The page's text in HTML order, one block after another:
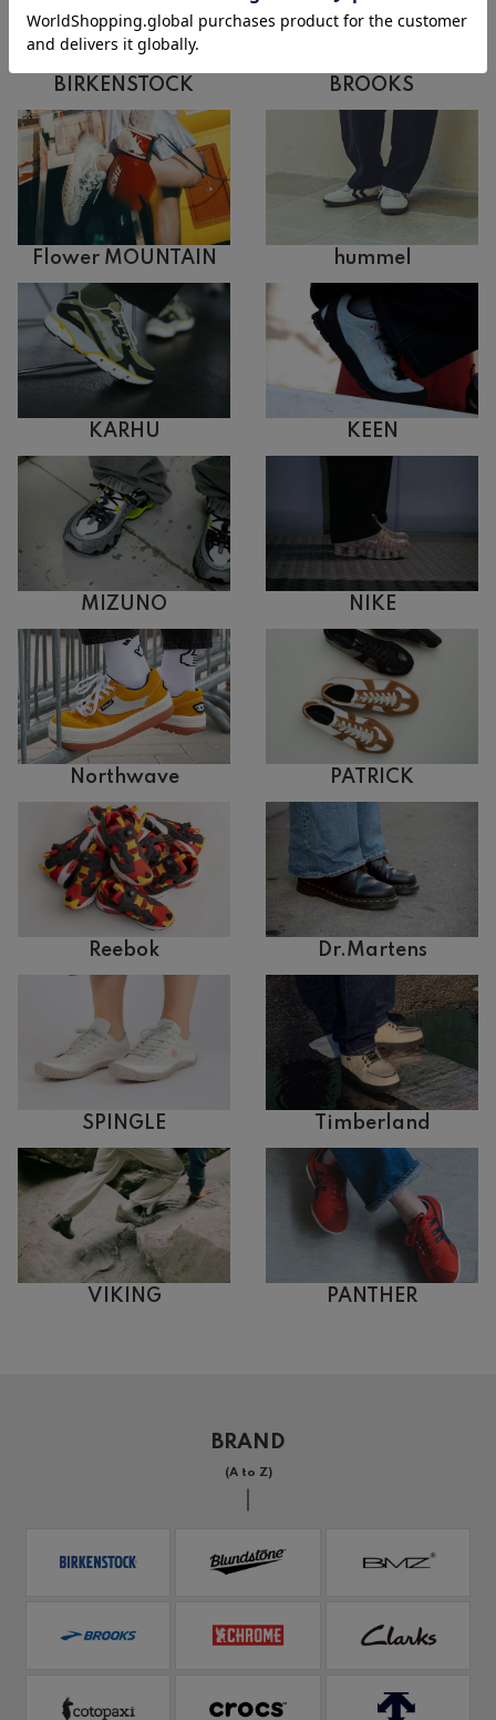
BIRKENSTOCK BROOKS
Flower MOUNTAIN hummel
KARHU KEEN
MIZUNO NIKE
Northwave PATRICK
Reebok Dr.Martens
SPINGLE Timberland
VIKING PANTHER
BRAND
(A to Z)